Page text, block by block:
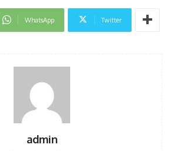
WhatsApp Twitter
admin